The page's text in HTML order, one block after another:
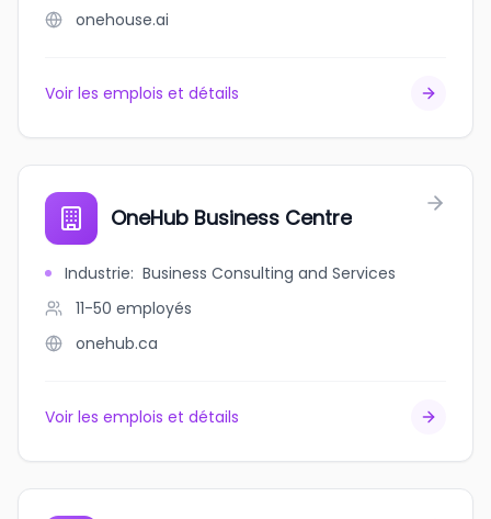
onehouse.ai
Voir les emplois et détails
OneHub Business Centre
Industrie: Business Consulting and Services
11-50 employés
onehub.ca
Voir les emplois et détails